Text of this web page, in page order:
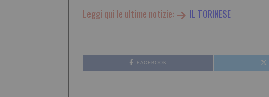
Leggi qui le ultime notizie: IL TORINESE
FACEBOOK